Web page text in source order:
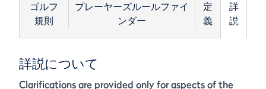
ゴルフ
規則
プレーヤーズルールファイ
ンダー
定
義
詳
説
詳説について
Clarifications are provided only for aspects of the